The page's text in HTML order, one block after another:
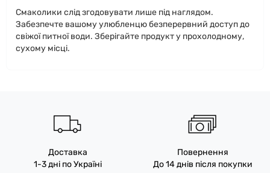
Смаколики слід згодовувати лише під наглядом.
Забезпечте вашому улюбленцю безперервний доступ до
свіжої питної води. Зберігайте продукт у прохолодному,
сухому місці.
Доставка
1-3 дні по Україні
Повернення
До 14 днів після покупки